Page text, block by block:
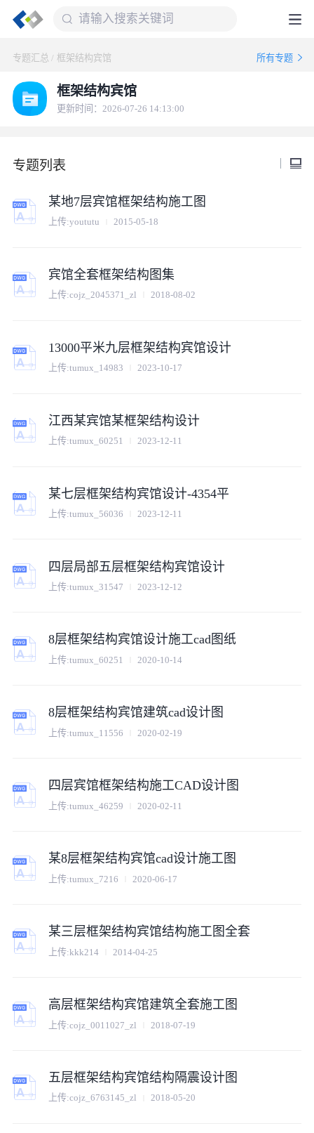
专题汇总 / 框架结构宾馆 所有专题
框架结构宾馆
更新时间：2026-07-26 14:13:00
专题列表
某地7层宾馆框架结构施工图
上传:yoututu 2015-05-18
宾馆全套框架结构图集
上传:cojz_2045371_zl 2018-08-02
13000平米九层框架结构宾馆设计
上传:tumux_14983 2023-10-17
江西某宾馆某框架结构设计
上传:tumux_60251 2023-12-11
某七层框架结构宾馆设计-4354平
上传:tumux_56036 2023-12-11
四层局部五层框架结构宾馆设计
上传:tumux_31547 2023-12-12
8层框架结构宾馆设计施工cad图纸
上传:tumux_60251 2020-10-14
8层框架结构宾馆建筑cad设计图
上传:tumux_11556 2020-02-19
四层宾馆框架结构施工CAD设计图
上传:tumux_46259 2020-02-11
某8层框架结构宾馆cad设计施工图
上传:tumux_7216 2020-06-17
某三层框架结构宾馆结构施工图全套
上传:kkk214 2014-04-25
高层框架结构宾馆建筑全套施工图
上传:cojz_0011027_zl 2018-07-19
五层框架结构宾馆结构隔震设计图
上传:cojz_6763145_zl 2018-05-20